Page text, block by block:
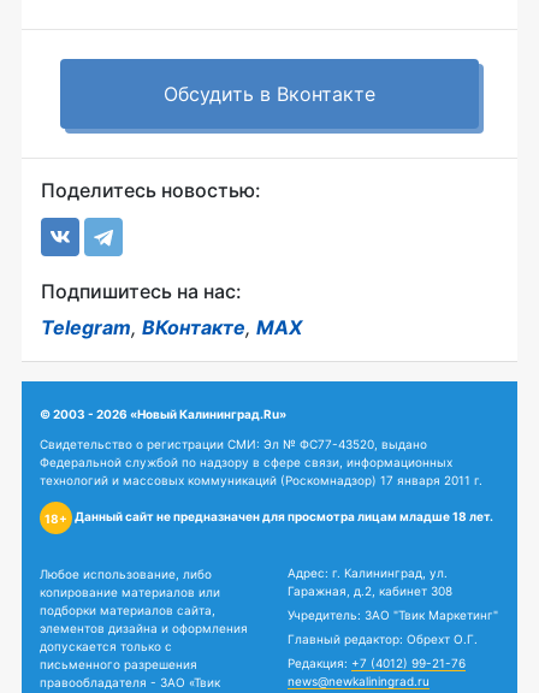
Обсудить в Вконтакте
Поделитесь новостью:
Подпишитесь на нас:
Telegram, ВКонтакте, MAX
© 2003 - 2026 «Новый Калининград.Ru»
Свидетельство о регистрации СМИ: Эл № ФС77-43520, выдано
Федеральной службой по надзору в сфере связи, информационных
технологий и массовых коммуникаций (Роскомнадзор) 17 января 2011 г.
18+ Данный сайт не предназначен для просмотра лицам младше 18 лет.
Любое использование, либо
копирование материалов или
подборки материалов сайта,
элементов дизайна и оформления
допускается только с
письменного разрешения
правообладателя - ЗАО «Твик
Адрес: г. Калининград, ул.
Гаражная, д.2, кабинет 308
Учредитель: ЗАО "Твик Маркетинг"
Главный редактор: Обрехт О.Г.
Редакция: +7 (4012) 99-21-76
news@newkaliningrad.ru